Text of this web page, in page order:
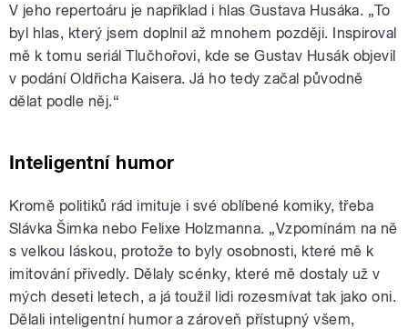
V jeho repertoáru je například i hlas Gustava Husáka. „To
byl hlas, který jsem doplnil až mnohem později. Inspiroval
mě k tomu seriál Tlučhořovi, kde se Gustav Husák objevil
v podání Oldřicha Kaisera. Já ho tedy začal původně
dělat podle něj.“
Inteligentní humor
Kromě politiků rád imituje i své oblíbené komiky, třeba
Slávka Šimka nebo Felixe Holzmanna. „Vzpomínám na ně
s velkou láskou, protože to byly osobnosti, které mě k
imitování přivedly. Dělaly scénky, které mě dostaly už v
mých deseti letech, a já toužil lidi rozesmívat tak jako oni.
Dělali inteligentní humor a zároveň přístupný všem,